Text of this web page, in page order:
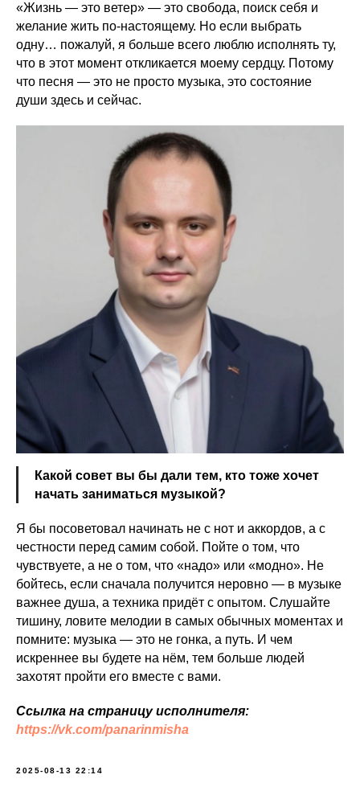
«Жизнь — это ветер» — это свобода, поиск себя и
желание жить по-настоящему. Но если выбрать
одну… пожалуй, я больше всего люблю исполнять ту,
что в этот момент откликается моему сердцу. Потому
что песня — это не просто музыка, это состояние
души здесь и сейчас.
Какой совет вы бы дали тем, кто тоже хочет
начать заниматься музыкой?
Я бы посоветовал начинать не с нот и аккордов, а с
честности перед самим собой. Пойте о том, что
чувствуете, а не о том, что «надо» или «модно». Не
бойтесь, если сначала получится неровно — в музыке
важнее душа, а техника придёт с опытом. Слушайте
тишину, ловите мелодии в самых обычных моментах и
помните: музыка — это не гонка, а путь. И чем
искреннее вы будете на нём, тем больше людей
захотят пройти его вместе с вами.
Ссылка на страницу исполнителя:
https://vk.com/panarinmisha
2025-08-13 22:14